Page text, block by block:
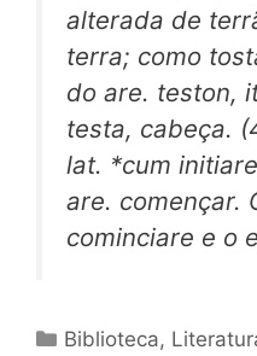
alterada de
terra; como
do are. teston,
testa, cabeça.
lat. *cum
are. començar.
cominciare e o
Categorias
Biblioteca,